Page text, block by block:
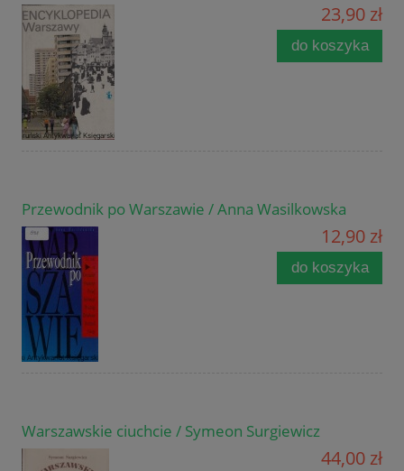
23,90 zł
do koszyka
Przewodnik po Warszawie / Anna Wasilkowska
12,90 zł
do koszyka
Warszawskie ciuchcie / Symeon Surgiewicz
44,00 zł